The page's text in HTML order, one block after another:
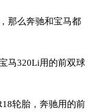
那么奔驰和宝马都
马320Li用的前双球
轮胎，奔驰用的前